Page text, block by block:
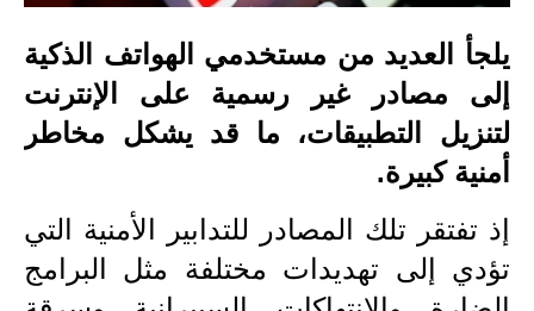
الاخبار السياسية
الاخبار الامنية
الاخبار الاقتصادية
المدارس
يلجأ العديد من مستخدمي الهواتف الذكية
إلى مصادر غير رسمية على الإنترنت
لتنزيل التطبيقات، ما قد يشكل مخاطر
أمنية كبيرة.
إذ تفتقر تلك المصادر للتدابير الأمنية التي
تؤدي إلى تهديدات مختلفة مثل البرامج